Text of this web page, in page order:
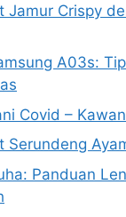
Jamur Crispy
A03s:
Covid –
Serundeng
Panduan